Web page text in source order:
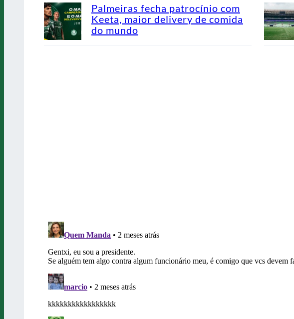
Palmeiras fecha patrocínio com
Keeta, maior delivery de comida
do mundo